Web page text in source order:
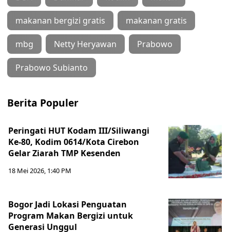
makanan bergizi gratis makanan gratis
mbg Netty Heryawan Prabowo
Prabowo Subianto
Berita Populer
Peringati HUT Kodam III/Siliwangi
Ke-80, Kodim 0614/Kota Cirebon
Gelar Ziarah TMP Kesenden
18 Mei 2026, 1:40 PM
Bogor Jadi Lokasi Penguatan
Program Makan Bergizi untuk
Generasi Unggul